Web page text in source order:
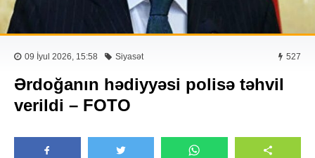
09 İyul 2026, 15:58 Siyasət 527
Ərdoğanın hədiyyəsi polisə təhvil
verildi – FOTO